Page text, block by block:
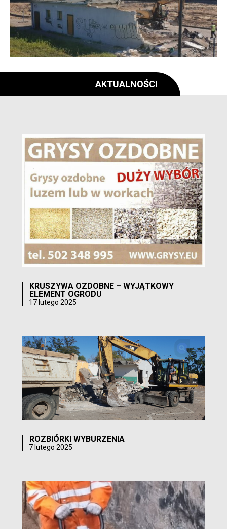
AKTUALNOŚCI
KRUSZYWA OZDOBNE – WYJĄTKOWY
ELEMENT OGRODU
17 lutego 2025
ROZBIÓRKI WYBURZENIA
7 lutego 2025